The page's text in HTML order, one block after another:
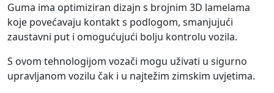
Guma ima optimiziran dizajn s brojnim 3D lamelama
koje povećavaju kontakt s podlogom, smanjujući
zaustavni put i omogućujući bolju kontrolu vozila.
S ovom tehnologijom vozači mogu uživati u sigurno
upravljanom vozilu čak i u najtežim zimskim uvjetima.